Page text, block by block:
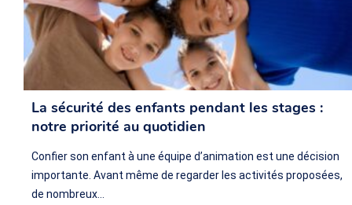
La sécurité des enfants pendant les stages :
notre priorité au quotidien
Confier son enfant à une équipe d’animation est une décision
importante. Avant même de regarder les activités proposées,
de nombreux…